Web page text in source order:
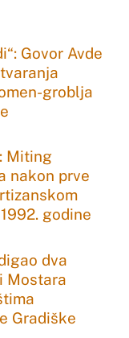
Govor Avde
groblja
Miting
nakon prve
godine
dva
Mostara
Gradiške